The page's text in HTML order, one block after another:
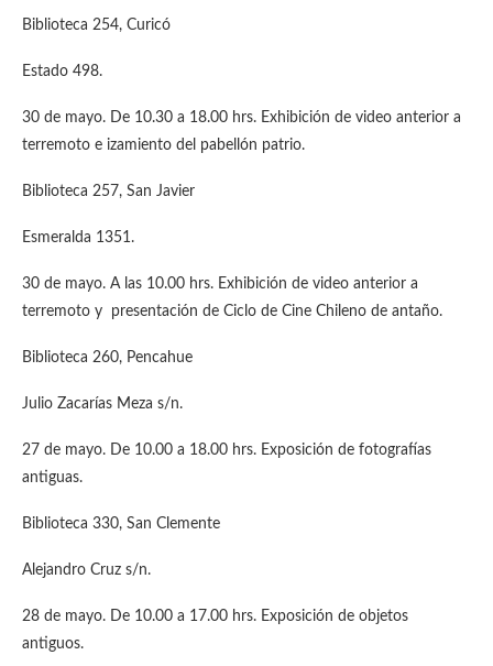
Biblioteca 254, Curicó
Estado 498.
30 de mayo. De 10.30 a 18.00 hrs. Exhibición de video anterior a
terremoto e izamiento del pabellón patrio.
Biblioteca 257, San Javier
Esmeralda 1351.
30 de mayo. A las 10.00 hrs. Exhibición de video anterior a
terremoto y presentación de Ciclo de Cine Chileno de antaño.
Biblioteca 260, Pencahue
Julio Zacarías Meza s/n.
27 de mayo. De 10.00 a 18.00 hrs. Exposición de fotografías
antiguas.
Biblioteca 330, San Clemente
Alejandro Cruz s/n.
28 de mayo. De 10.00 a 17.00 hrs. Exposición de objetos
antiguos.